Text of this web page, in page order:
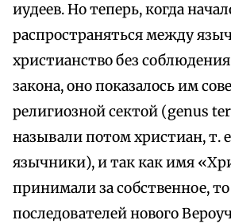
иудеев. Но теперь, когда
распространяться между
христианство без
закона, оно показалось им
религиозной сектой (genus
называли потом христиан, т.
язычники), и так как имя
принимали за собственное,
последователей нового